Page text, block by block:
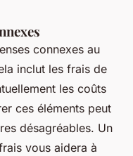
connexes au
inclut les frais de
les coûts
ces éléments peut
désagréables. Un
vous aidera à